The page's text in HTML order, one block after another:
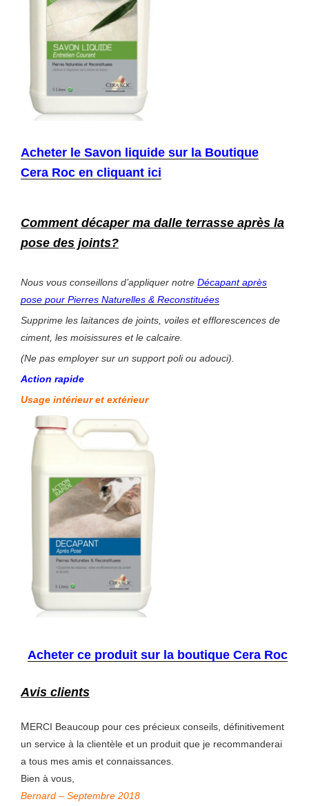
Acheter le Savon liquide sur la Boutique
Cera Roc en cliquant ici
Comment décaper ma dalle terrasse après la
pose des joints?
Nous vous conseillons d’appliquer notre Décapant après
pose pour Pierres Naturelles & Reconstituées
Supprime les laitances de joints, voiles et efflorescences de
ciment, les moisissures et le calcaire.
(Ne pas employer sur un support poli ou adouci).
Action rapide
Usage intérieur et extérieur
Acheter ce produit sur la boutique Cera Roc
Avis clients
MERCI Beaucoup pour ces précieux conseils, définitivement
un service à la clientèle et un produit que je recommanderai
a tous mes amis et connaissances.
Bien à vous,
Bernard – Septembre 2018